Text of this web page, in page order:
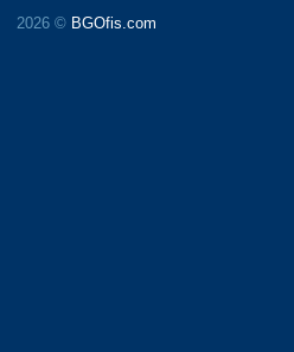
2026 © BGOfis.com